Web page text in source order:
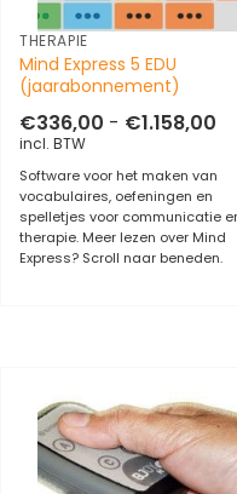
THERAPIE
Mind Express 5 EDU
(jaarabonnement)
€336,00 - €1.158,00
incl. BTW
Software voor het maken van
vocabulaires, oefeningen en
spelletjes voor communicatie
therapie. Meer lezen over Mind
Express? Scroll naar beneden.